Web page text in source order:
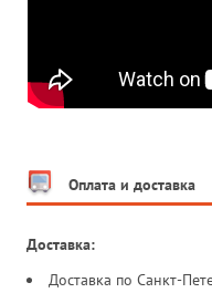
Оплата и доставка
Доставка:
Доставка по Санкт-